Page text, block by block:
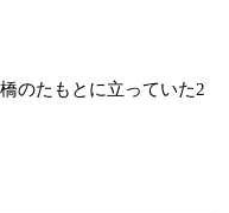
のたもとに立っていた2